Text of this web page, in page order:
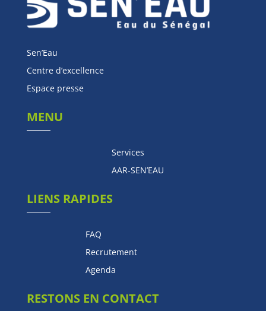
Sen’Eau
Centre d’excellence
Espace presse
MENU
Services
AAR-SEN’EAU
LIENS RAPIDES
FAQ
Recrutement
Agenda
RESTONS EN CONTACT